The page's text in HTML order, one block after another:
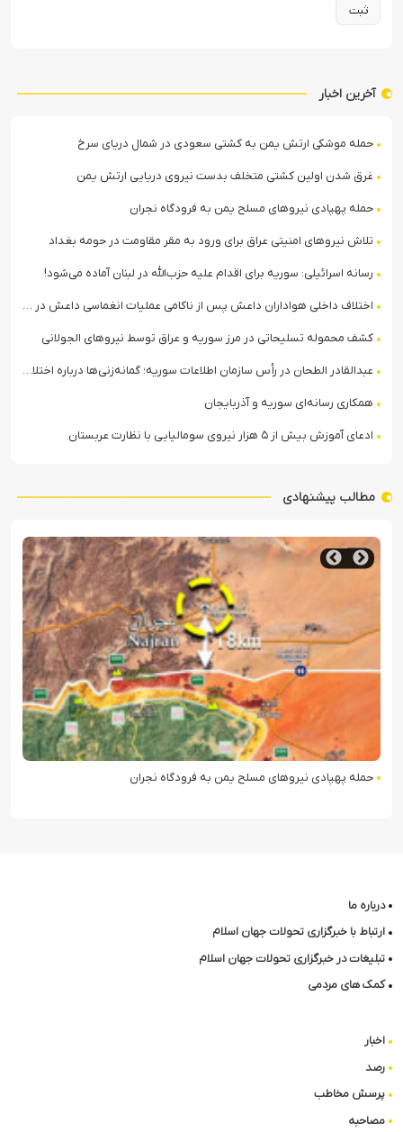
آخرین اخبار
حمله موشکی ارتش یمن به کشتی سعودی در شمال دریای سرخ
غرق شدن اولین کشتی متخلف بدست نیروی دریایی ارتش یمن
حمله پهپادی نیروهای مسلح یمن به فرودگاه نجران
تلاش نیروهای امنیتی عراق برای ورود به مقر مقاومت در حومه بغداد
رسانه اسرائیلی: سوریه برای اقدام علیه حزب‌الله در لبنان آماده می‌شود!
اختلاف داخلی هواداران داعش پس از ناکامی عملیات انغماسی داعش در رقه
کشف محموله تسلیحاتی در مرز سوریه و عراق توسط نیروهای الجولانی
عبدالقادر الطحان در رأس سازمان اطلاعات سوریه؛ گمانه‌زنی‌ها درباره اختلافات در ساختار امنیتی
همکاری رسانه‌ای سوریه و آذربایجان
ادعای آموزش بیش از ۵ هزار نیروی سومالیایی با نظارت عربستان
مطالب پیشنهادی
حمله پهپادی نیروهای مسلح یمن به فرودگاه نجران
درباره ما
ارتباط با خبرگزاری تحولات جهان اسلام
تبلیغات در خبرگزاری تحولات جهان اسلام
کمک های مردمی
اخبار
رصد
پرسش مخاطب
مصاحبه